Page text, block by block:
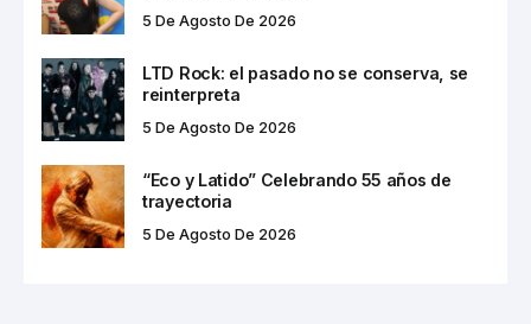
5 De Agosto De 2026
LTD Rock: el pasado no se conserva, se
reinterpreta
5 De Agosto De 2026
“Eco y Latido” Celebrando 55 años de
trayectoria
5 De Agosto De 2026